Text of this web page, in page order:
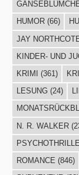
HUMOR(66)
JAY
KINDER- UND
KRIMI
(361)
LESUNG(24)
N. R. WALKER
ROMANCE (846)